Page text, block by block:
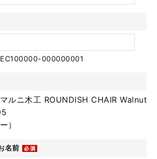
EC100000-000000001
マルニ木工 ROUNDISH CHAIR Walnut
）
名前